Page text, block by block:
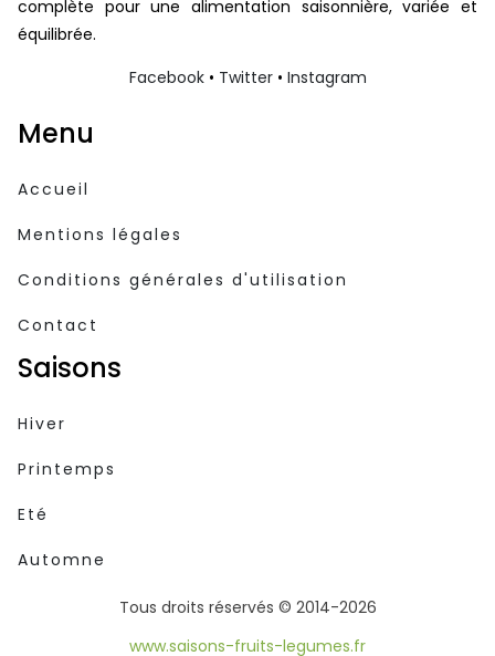
complète pour une alimentation saisonnière, variée et
équilibrée.
Facebook• Twitter• Instagram
Menu
Accueil
Mentions légales
Conditions générales d'utilisation
Contact
Saisons
Hiver
Printemps
Eté
Automne
Tous droits réservés © 2014-2026
www.saisons-fruits-legumes.fr